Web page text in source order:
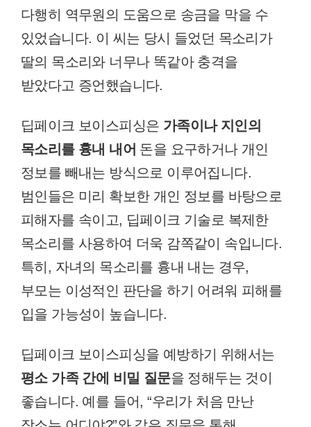
다행히 역무원의 도움으로 송금을 막을 수
있었습니다. 이 씨는 당시 들었던 목소리가
딸의 목소리와 너무나 똑같아 충격을
받았다고 증언했습니다.
딥페이크 보이스피싱은 가족이나 지인의
목소리를 흉내 내어 돈을 요구하거나 개인
정보를 빼내는 방식으로 이루어집니다.
범인들은 미리 확보한 개인 정보를 바탕으로
피해자를 속이고, 딥페이크 기술로 복제한
목소리를 사용하여 더욱 감쪽같이 속입니다.
특히, 자녀의 목소리를 흉내 내는 경우,
부모는 이성적인 판단을 하기 어려워 피해를
입을 가능성이 높습니다.
딥페이크 보이스피싱을 예방하기 위해서는
평소 가족 간에 비밀 질문을 정해두는 것이
좋습니다. 예를 들어, “우리가 처음 만난